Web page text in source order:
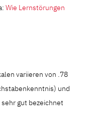
Wie Lernstörungen
variieren von .78
und
gut bezeichnet